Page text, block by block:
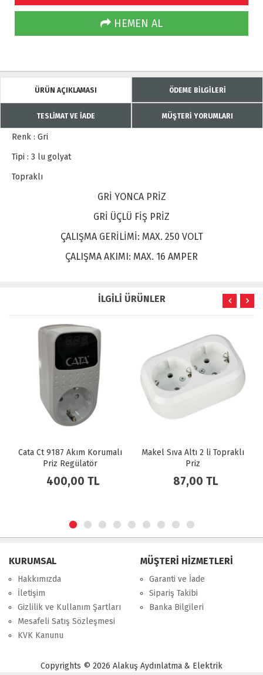
HEMEN AL
ÜRÜN AÇIKLAMASI ÖDEME BİLGİLERİ
TESLİMAT VE İADE MÜŞTERİ YORUMLARI
Renk : Gri
Tipi : 3 lu golyat
Topraklı
GRİ YONCA PRİZ
GRİ ÜÇLÜ FİŞ PRİZ
ÇALIŞMA GERİLİMİ: MAX. 250 VOLT
ÇALIŞMA AKIMI: MAX. 16 AMPER
İLGİLİ ÜRÜNLER
Makel Sıva Altı 2 li Topraklı
Priz
87,00 TL
Makel Topraklı Uzatma
Kablosu 3 Metre
280,00 TL
KURUMSAL
Hakkımızda
İletişim
Gizlilik ve Kullanım Şartları
Mesafeli Satış Sözleşmesi
KVK Kanunu
MÜŞTERİ HİZMETLERİ
Garanti ve İade
Sipariş Takibi
Banka Bilgileri
Copyrights © 2026 Alakuş Aydınlatma & Elektrik